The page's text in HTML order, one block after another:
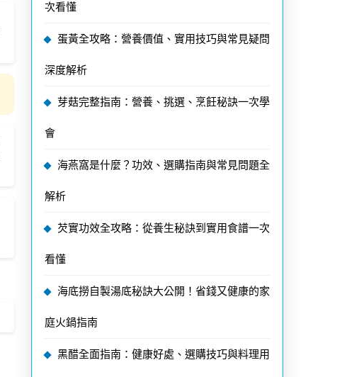
次看懂
蛋黃全攻略：營養價值、實用技巧與常見疑問
深度解析
芽菇完整指南：營養、挑選、烹飪秘訣一次學
會
海燕窩是什麼？功效、選購指南與常見問題全
解析
芡實功效全攻略：從養生秘訣到實用食譜一次
看懂
海底撈自製湯底秘訣大公開！省錢又健康的家
庭火鍋指南
黑醋全面指南：健康好處、選購技巧與料理用